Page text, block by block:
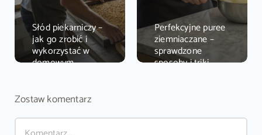
Słód piekarniczy –
jak go zrobić i
wykorzystać w
domowym
Perfekcyjne puree
ziemniaczane –
sprawdzone
sposoby i triki
Zostaw komentarz
Comment